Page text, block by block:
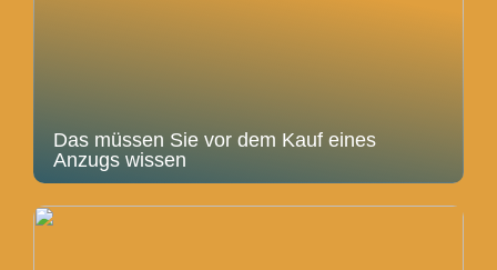
Das müssen Sie vor dem Kauf eines
Anzugs wissen